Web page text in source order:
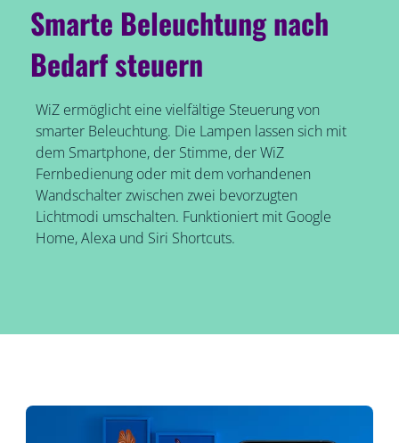
Smarte Beleuchtung nach
Bedarf steuern
WiZ ermöglicht eine vielfältige Steuerung von
smarter Beleuchtung. Die Lampen lassen sich mit
dem Smartphone, der Stimme, der WiZ
Fernbedienung oder mit dem vorhandenen
Wandschalter zwischen zwei bevorzugten
Lichtmodi umschalten. Funktioniert mit Google
Home, Alexa und Siri Shortcuts.